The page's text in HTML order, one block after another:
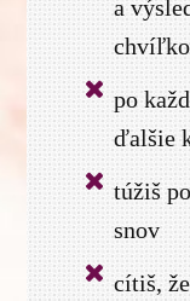
a
po
ďalšie
túžiš
snov
cítiš,